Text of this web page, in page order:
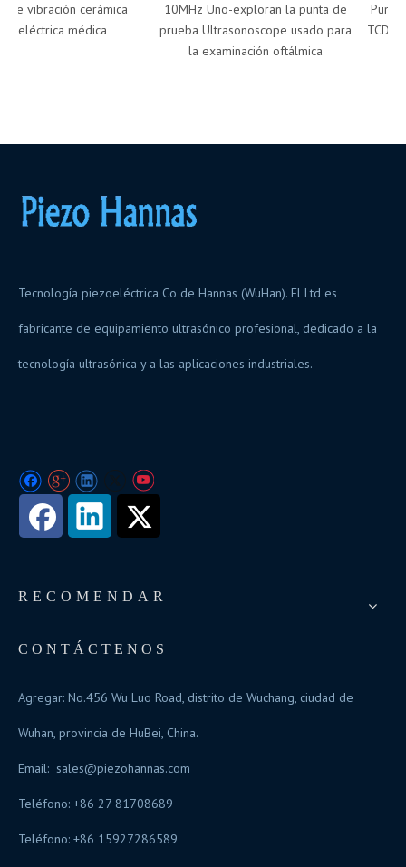
vibración cerámica
médica
10MHz Uno-exploran la punta de
prueba Ultrasonoscope usado para
la examinación oftálmica
Punta
TCD
Tecnología piezoeléctrica Co de Hannas (WuHan). El Ltd es
fabricante de equipamiento ultrasónico profesional, dedicado a la
tecnología ultrasónica y a las aplicaciones industriales.
RECOMENDAR
CONTÁCTENOS
Agregar: No.456 Wu Luo Road, distrito de Wuchang, ciudad de
Wuhan, provincia de HuBei, China.
Email: sales@piezohannas.com
Teléfono: +86 27 81708689
Teléfono: +86 15927286589